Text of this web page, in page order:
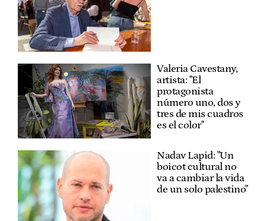
Valeria Cavestany,
artista: "El
protagonista
número uno, dos y
tres de mis cuadros
es el color"
Nadav Lapid: "Un
boicot cultural no
va a cambiar la vida
de un solo palestino"